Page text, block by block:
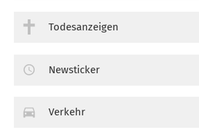
Todesanzeigen
Newsticker
Verkehr